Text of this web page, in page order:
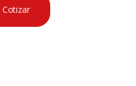
Cotizar